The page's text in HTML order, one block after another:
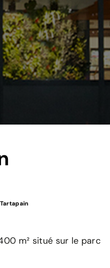
Tartapain
m² situé sur le parc